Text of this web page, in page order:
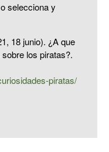
selecciona y
18 junio). ¿A que
los piratas?.
piratas/